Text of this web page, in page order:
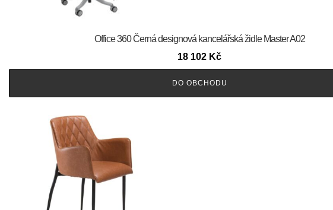
Office 360 Černá designová kancelářská židle Master A02
18 102 Kč
DO OBCHODU